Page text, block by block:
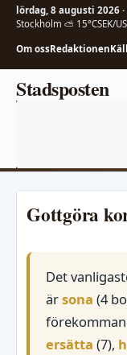
lördag, 8 augusti 2026 ·
Stockholm ⛅ 15°CSEK/
Om ossRedaktionen
HoppaStadsposten
Gottgöra
Det
ärsona (4
ersätta (7),